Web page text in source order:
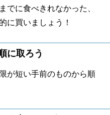
でに食べきれなかった、
に買いましょう！
に取ろう
が短い手前のものから順